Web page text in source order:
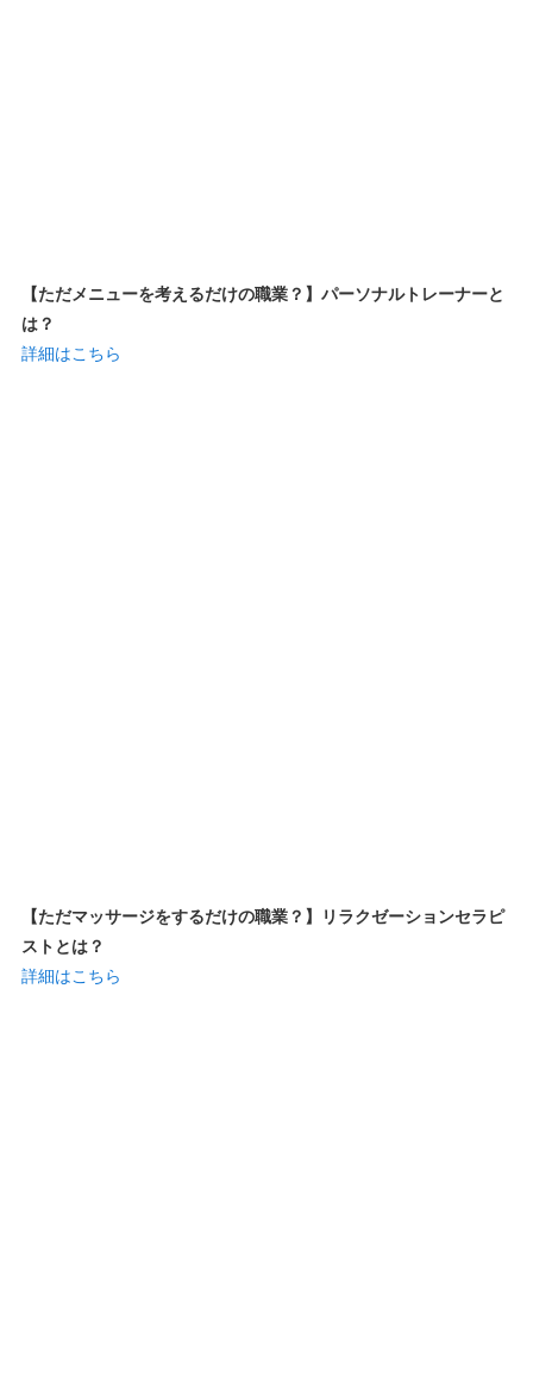
【ただメニューを考えるだけの職業？】パーソナルトレーナーと
は？
詳細はこちら
【ただマッサージをするだけの職業？】リラクゼーションセラピ
ストとは？
詳細はこちら